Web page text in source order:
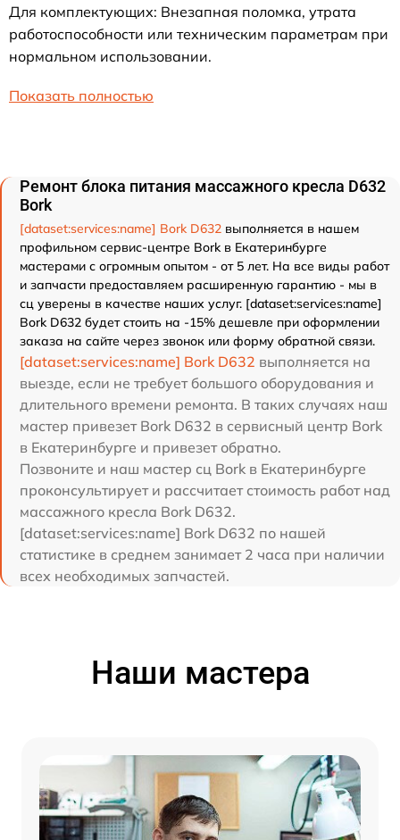
Для комплектующих: Внезапная поломка, утрата
работоспособности или техническим параметрам при
нормальном использовании.
Показать полностью
Ремонт блока питания массажного кресла D632
Bork
[dataset:services:name] Bork D632 выполняется в нашем
профильном сервис-центре Bork в Екатеринбурге
мастерами с огромным опытом - от 5 лет. На все виды работ
и запчасти предоставляем расширенную гарантию - мы в
сц уверены в качестве наших услуг. [dataset:services:name]
Bork D632 будет стоить на -15% дешевле при оформлении
заказа на сайте через звонок или форму обратной связи.
[dataset:services:name] Bork D632 выполняется на
выезде, если не требует большого оборудования и
длительного времени ремонта. В таких случаях наш
мастер привезет Bork D632 в сервисный центр Bork
в Екатеринбурге и привезет обратно.
Позвоните и наш мастер сц Bork в Екатеринбурге
проконсультирует и рассчитает стоимость работ над
массажного кресла Bork D632.
[dataset:services:name] Bork D632 по нашей
статистике в среднем занимает 2 часа при наличии
всех необходимых запчастей.
Наши мастера